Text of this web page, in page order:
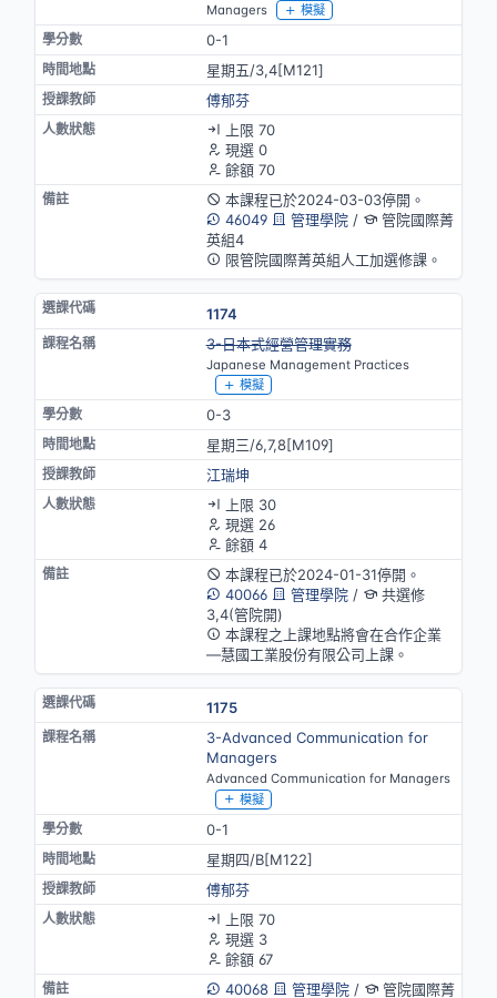
Managers
模擬
0-1
星期五/3,4[M121]
傅郁芬
上限 70
現選 0
餘額 70
本課程已於2024-03-03停開。
46049
管理學院/
管院國際菁
英組4
限管院國際菁英組人工加選修課。
1174
3-日本式經營管理實務
Japanese Management Practices
模擬
0-3
星期三/6,7,8[M109]
江瑞坤
上限 30
現選 26
餘額 4
本課程已於2024-01-31停開。
40066
管理學院/
共選修
3,4(管院開)
本課程之上課地點將會在合作企業
—慧國工業股份有限公司上課。
1175
3-Advanced Communication for
Managers
Advanced Communication for Managers
模擬
0-1
星期四/B[M122]
傅郁芬
上限 70
現選 3
餘額 67
40068
管理學院/ 管院國際菁